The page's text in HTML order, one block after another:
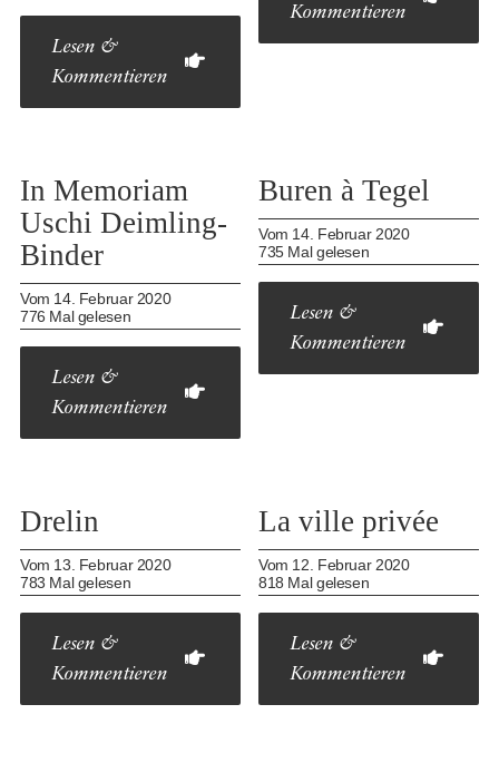
Lesen &
Kommentieren
Kommentieren
In Memoriam
Uschi Deimling-
Binder
Vom 14. Februar 2020
776 Mal gelesen
Lesen &
Kommentieren
Buren à Tegel
Vom 14. Februar 2020
735 Mal gelesen
Lesen &
Kommentieren
Drelin
Vom 13. Februar 2020
783 Mal gelesen
Lesen &
Kommentieren
La ville privée
Vom 12. Februar 2020
818 Mal gelesen
Lesen &
Kommentieren